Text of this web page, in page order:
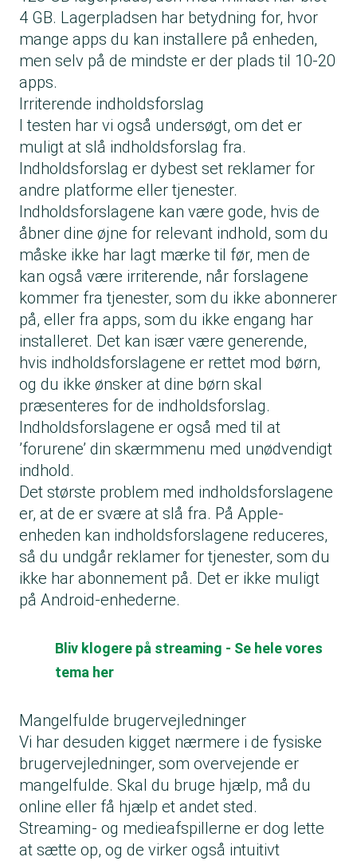
4 GB. Lagerpladsen har betydning for, hvor
mange apps du kan installere på enheden,
men selv på de mindste er der plads til 10-20
apps.
Irriterende indholdsforslag
I testen har vi også undersøgt, om det er
muligt at slå indholdsforslag fra.
Indholdsforslag er dybest set reklamer for
andre platforme eller tjenester.
Indholdsforslagene kan være gode, hvis de
åbner dine øjne for relevant indhold, som du
måske ikke har lagt mærke til før, men de
kan også være irriterende, når forslagene
kommer fra tjenester, som du ikke abonnerer
på, eller fra apps, som du ikke engang har
installeret. Det kan især være generende,
hvis indholdsforslagene er rettet mod børn,
og du ikke ønsker at dine børn skal
præsenteres for de indholdsforslag.
Indholdsforslagene er også med til at
’forurene’ din skærmmenu med unødvendigt
indhold.
Det største problem med indholdsforslagene
er, at de er svære at slå fra. På Apple-
enheden kan indholdsforslagene reduceres,
så du undgår reklamer for tjenester, som du
ikke har abonnement på. Det er ikke muligt
på Android-enhederne.
Bliv klogere på streaming - Se hele vores
tema her
Mangelfulde brugervejledninger
Vi har desuden kigget nærmere i de fysiske
brugervejledninger, som overvejende er
mangelfulde. Skal du bruge hjælp, må du
online eller få hjælp et andet sted.
Streaming- og medieafspillerne er dog lette
at sætte op, og de virker også intuitivt